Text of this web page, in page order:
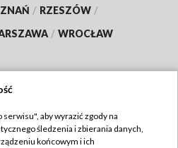
/ RZESZÓW /
/ WROCŁAW
TVP
aby wyrazić zgody na
śledzenia i zbierania danych,
końcowym i ich